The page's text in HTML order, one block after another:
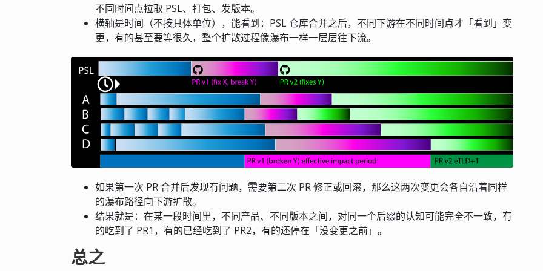
不同时间点拉取 PSL、打包、发版本。
横轴是时间（不按具体单位），能看到：PSL 仓库合并之后，不同下游在不同时间点才「看到」变
更，有的甚至要等很久，整个扩散过程像瀑布一样一层层往下流。
如果第一次 PR 合并后发现有问题，需要第二次 PR 修正或回滚，那么这两次变更会各自沿着同样
的瀑布路径向下游扩散。
结果就是：在某一段时间里，不同产品、不同版本之间，对同一个后缀的认知可能完全不一致，有
的吃到了 PR1，有的已经吃到了 PR2，有的还停在「没变更之前」。
总之